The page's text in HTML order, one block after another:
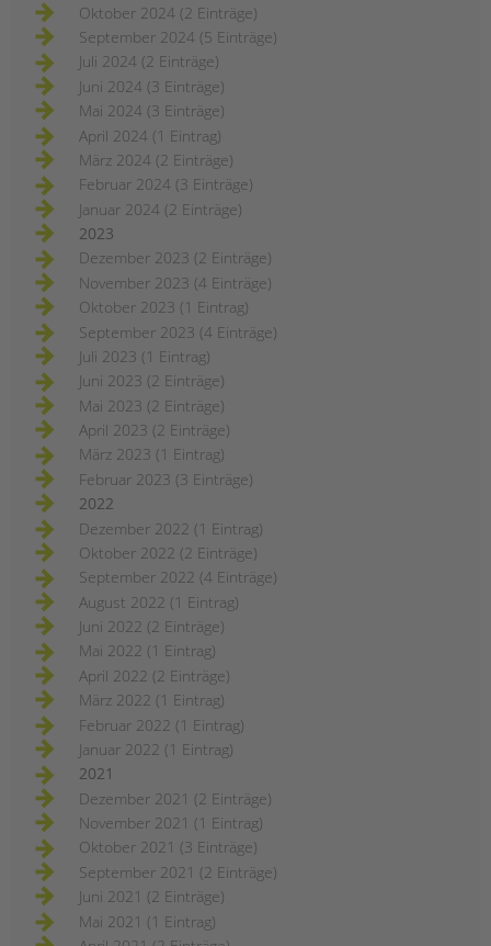
Oktober 2024 (2 Einträge)
September 2024 (5 Einträge)
Juli 2024 (2 Einträge)
Juni 2024 (3 Einträge)
Mai 2024 (3 Einträge)
April 2024 (1 Eintrag)
März 2024 (2 Einträge)
Februar 2024 (3 Einträge)
Januar 2024 (2 Einträge)
2023
Dezember 2023 (2 Einträge)
November 2023 (4 Einträge)
Oktober 2023 (1 Eintrag)
September 2023 (4 Einträge)
Juli 2023 (1 Eintrag)
Juni 2023 (2 Einträge)
Mai 2023 (2 Einträge)
April 2023 (2 Einträge)
März 2023 (1 Eintrag)
Februar 2023 (3 Einträge)
2022
Dezember 2022 (1 Eintrag)
Oktober 2022 (2 Einträge)
September 2022 (4 Einträge)
August 2022 (1 Eintrag)
Juni 2022 (2 Einträge)
Mai 2022 (1 Eintrag)
April 2022 (2 Einträge)
März 2022 (1 Eintrag)
Februar 2022 (1 Eintrag)
Januar 2022 (1 Eintrag)
2021
Dezember 2021 (2 Einträge)
November 2021 (1 Eintrag)
Oktober 2021 (3 Einträge)
September 2021 (2 Einträge)
Juni 2021 (2 Einträge)
Mai 2021 (1 Eintrag)